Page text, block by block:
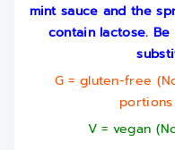
mint sauce and the
contain lactose.
G = gluten-free
V = vegan